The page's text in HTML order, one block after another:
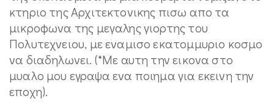
κτηριο της Αρχιτεκτονικης πισω απο τα
μικροφωνα της μεγαλης γιορτης του
Πολυτεχνειου, με εναμισο εκατομμυριο κοσμο
να διαδηλωνει. (*Με αυτη την εικονα στο
μυαλο μου εγραψα ενα ποιημα για εκεινη την
εποχη).